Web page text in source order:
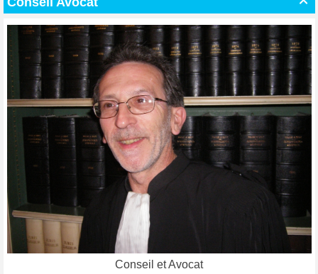
Conseil et Avocat